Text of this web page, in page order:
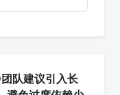
队建议引入长